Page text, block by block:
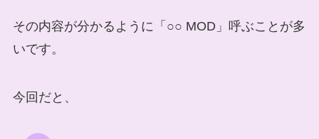
その内容が分かるように「○○ MOD」呼ぶことが多
いです。
今回だと、